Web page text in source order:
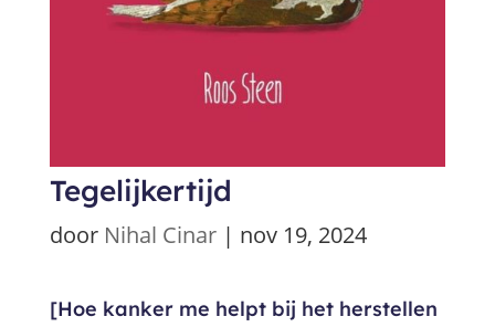
Tegelijkertijd
door Nihal Cinar| nov 19, 2024
[Hoe kanker me helpt bij het herstellen